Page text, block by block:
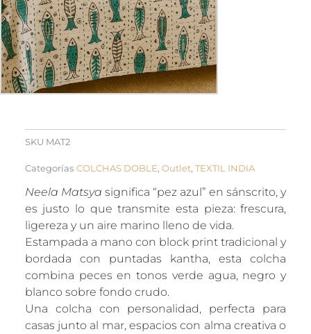
SKU MAT2
Categorías COLCHAS DOBLE, Outlet, TEXTIL INDIA
Neela Matsya significa “pez azul” en sánscrito, y
es justo lo que transmite esta pieza: frescura,
ligereza y un aire marino lleno de vida.
Estampada a mano con block print tradicional y
bordada con puntadas kantha, esta colcha
combina peces en tonos verde agua, negro y
blanco sobre fondo crudo.
Una colcha con personalidad, perfecta para
casas junto al mar, espacios con alma creativa o